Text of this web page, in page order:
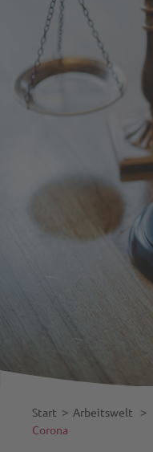
Start ˃ Arbeitswelt ˃
Corona